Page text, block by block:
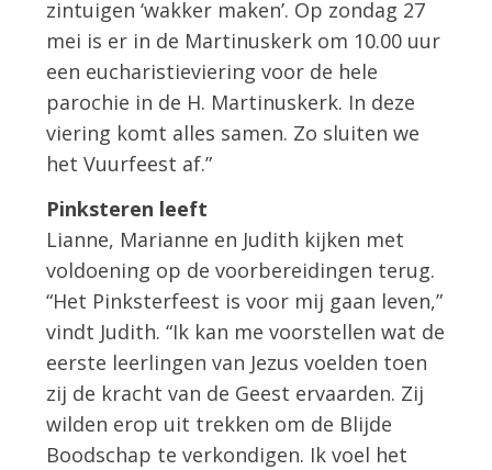
zintuigen ‘wakker maken’. Op zondag 27
mei is er in de Martinuskerk om 10.00 uur
een eucharistieviering voor de hele
parochie in de H. Martinuskerk. In deze
viering komt alles samen. Zo sluiten we
het Vuurfeest af.”
Pinksteren leeft
Lianne, Marianne en Judith kijken met
voldoening op de voorbereidingen terug.
“Het Pinksterfeest is voor mij gaan leven,”
vindt Judith. “Ik kan me voorstellen wat de
eerste leerlingen van Jezus voelden toen
zij de kracht van de Geest ervaarden. Zij
wilden erop uit trekken om de Blijde
Boodschap te verkondigen. Ik voel het